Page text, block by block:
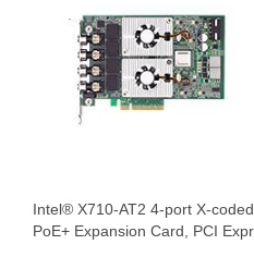
Intel® X710-AT2 4-port X-
PoE+ Expansion Card, PCI